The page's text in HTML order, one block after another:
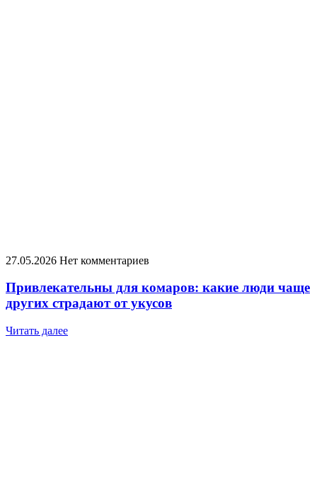
27.05.2026 Нет комментариев
Привлекательны для комаров: какие люди чаще
других страдают от укусов
Читать далее